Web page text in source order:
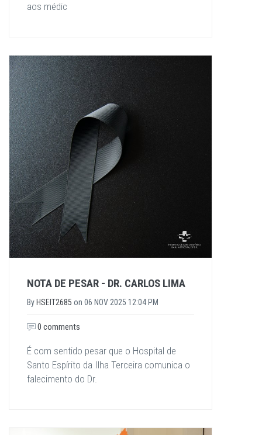
aos médic
NOTA DE PESAR - DR. CARLOS LIMA
By HSEIT2685 on 06 NOV 2025 12:04 PM
0 comments
É com sentido pesar que o Hospital de
Santo Espírito da Ilha Terceira comunica o
falecimento do Dr.